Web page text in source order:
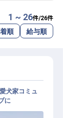
込む
1 ~ 26件/26件
順 給与順
犬家コミュ
に